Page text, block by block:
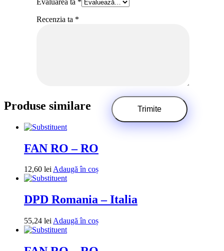
Evaluarea ta *
Recenzia ta *
Produse similare
FAN RO – RO
12,60 leiAdaugă în coș
DPD Romania – Italia
55,24 lei Adaugă în coș